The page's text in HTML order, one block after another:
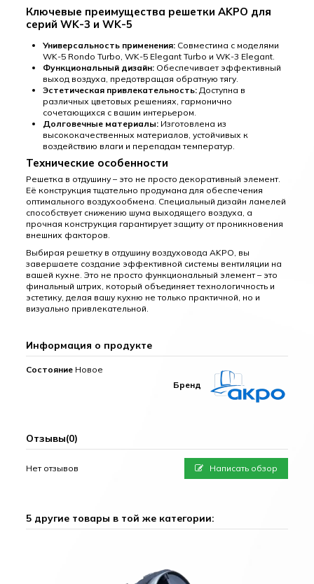
Ключевые преимущества решетки AKPO для
серий WK-3 и WK-5
Универсальность применения: Совместима с моделями
WK-5 Rondo Turbo, WK-5 Elegant Turbo и WK-3 Elegant.
Функциональный дизайн: Обеспечивает эффективный
выход воздуха, предотвращая обратную тягу.
Эстетическая привлекательность: Доступна в
различных цветовых решениях, гармонично
сочетающихся с вашим интерьером.
Долговечные материалы: Изготовлена из
высококачественных материалов, устойчивых к
воздействию влаги и перепадам температур.
Технические особенности
Решетка в отдушину – это не просто декоративный элемент.
Её конструкция тщательно продумана для обеспечения
оптимального воздухообмена. Специальный дизайн ламелей
способствует снижению шума выходящего воздуха, а
прочная конструкция гарантирует защиту от проникновения
внешних факторов.
Выбирая решетку в отдушину воздуховода AKPO, вы
завершаете создание эффективной системы вентиляции на
вашей кухне. Это не просто функциональный элемент – это
финальный штрих, который объединяет технологичность и
эстетику, делая вашу кухню не только практичной, но и
визуально привлекательной.
Информация о продукте
Бренд
Состояние Новое
Отзывы(0)
Нет отзывов Написать обзор
5 другие товары в той же категории: